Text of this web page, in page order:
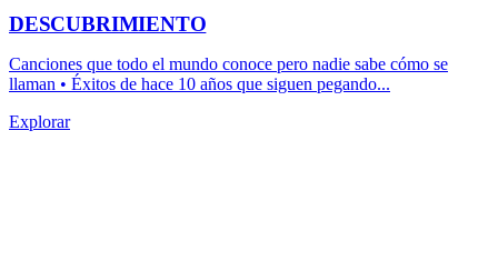
DESCUBRIMIENTO
Canciones que todo el mundo conoce pero nadie sabe cómo se
llaman • Éxitos de hace 10 años que siguen pegando...
Explorar